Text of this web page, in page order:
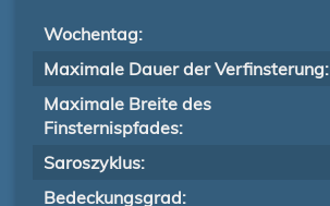
Wochentag:
Maximale Dauer der Verfinsterung:
Maximale Breite des
Finsternispfades:
Saroszyklus:
Bedeckungsgrad: